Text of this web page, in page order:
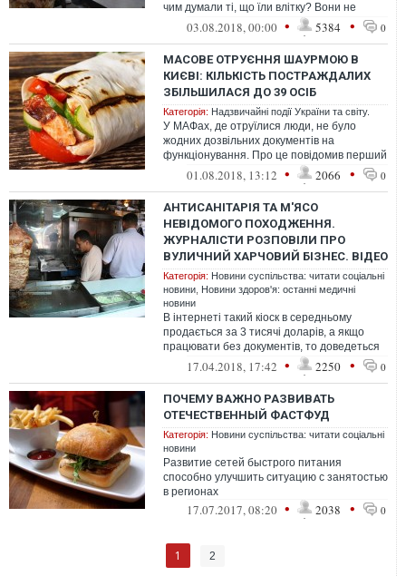
чим думали ті, що їли влітку? Вони не
бачили, що ті пласти пере...
03.08.2018, 00:00 • 5384 • 0
МАСОВЕ ОТРУЄННЯ ШАУРМОЮ В
КИЄВІ: КІЛЬКІСТЬ ПОСТРАЖДАЛИХ
ЗБІЛЬШИЛАСЯ ДО 39 ОСІБ
Категорія: Надзвичайні події України та світу.
У МАФах, де отруїлися люди, не було
жодних дозвільних документів на
функціонування. Про це повідомив перший
заступник начальника
Держпродспоживслужби ...
01.08.2018, 13:12 • 2066 • 0
АНТИСАНІТАРІЯ ТА М'ЯСО
НЕВІДОМОГО ПОХОДЖЕННЯ.
ЖУРНАЛІСТИ РОЗПОВІЛИ ПРО
ВУЛИЧНИЙ ХАРЧОВИЙ БІЗНЕС. ВІДЕО
Категорія: Новини суспільства: читати соціальні
новини Новини здоров'я: останні медичні
новини
В інтернеті такий кіоск в середньому
продається за 3 тисячі доларів, а якщо
працювати без документів, то доведеться
платити і "смотрящему".
17.04.2018, 17:42 • 2250 • 0
ПОЧЕМУ ВАЖНО РАЗВИВАТЬ
ОТЕЧЕСТВЕННЫЙ ФАСТФУД
Категорія: Новини суспільства: читати соціальні
новини
Развитие сетей быстрого питания
способно улучшить ситуацию с занятостью
в регионах
17.07.2017, 08:20 • 2038 • 0
1 2